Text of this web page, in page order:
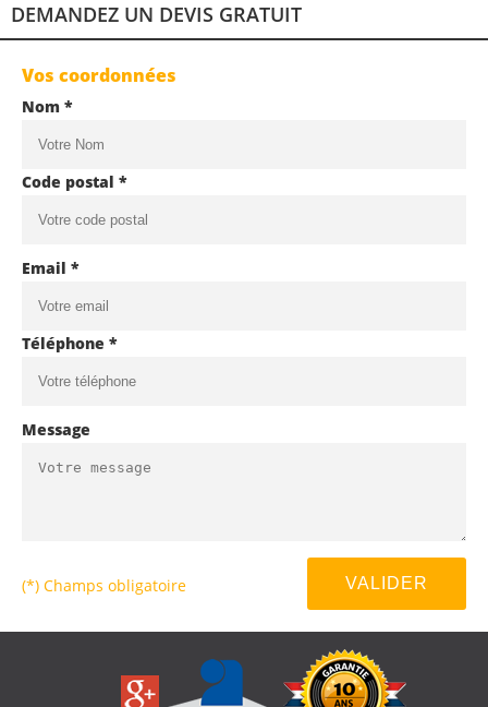
DEMANDEZ UN DEVIS GRATUIT
Vos coordonnées
Nom *
Code postal *
Email *
Téléphone *
Message
(*) Champs obligatoire